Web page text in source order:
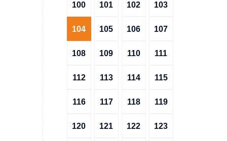
100 101 102 103
104 105 106 107
108 109 110 111
112 113 114 115
116 117 118 119
120 121 122 123